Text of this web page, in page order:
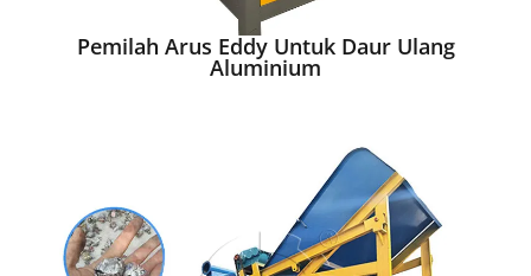
Pemilah Arus Eddy Untuk Daur Ulang
Aluminium